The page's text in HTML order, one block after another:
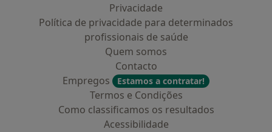
Privacidade
Política de privacidade para determinados
profissionais de saúde
Quem somos
Contacto
Empregos
Estamos a contratar!
Termos e Condições
Como classificamos os resultados
Acessibilidade